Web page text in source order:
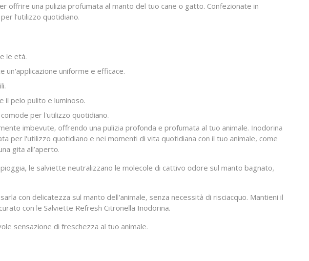
offrire una pulizia profumata al manto del tuo cane o gatto. Confezionate in
l'utilizzo quotidiano.
le età.
un'applicazione uniforme e efficace.
il pelo pulito e luminoso.
per l'utilizzo quotidiano.
imbevute, offrendo una pulizia profonda e profumata al tuo animale. Inodorina
per l'utilizzo quotidiano e nei momenti di vita quotidiana con il tuo animale, come
gita all’aperto.
le salviette neutralizzano le molecole di cattivo odore sul manto bagnato,
con delicatezza sul manto dell'animale, senza necessità di risciacquo. Mantieni il
con le Salviette Refresh Citronella Inodorina.
sensazione di freschezza al tuo animale.